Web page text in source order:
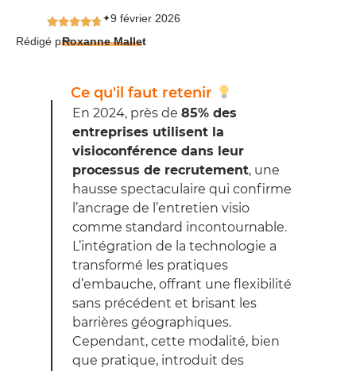
✦9 février 2026
Rédigé parRoxanne Mallet
Ce qu'il faut retenir
En 2024, près de 85% des
entreprises utilisent la
visioconférence dans leur
processus de recrutement, une
hausse spectaculaire qui confirme
l’ancrage de l’entretien visio
comme standard incontournable.
L’intégration de la technologie a
transformé les pratiques
d’embauche, offrant une flexibilité
sans précédent et brisant les
barrières géographiques.
Cependant, cette modalité, bien
que pratique, introduit des